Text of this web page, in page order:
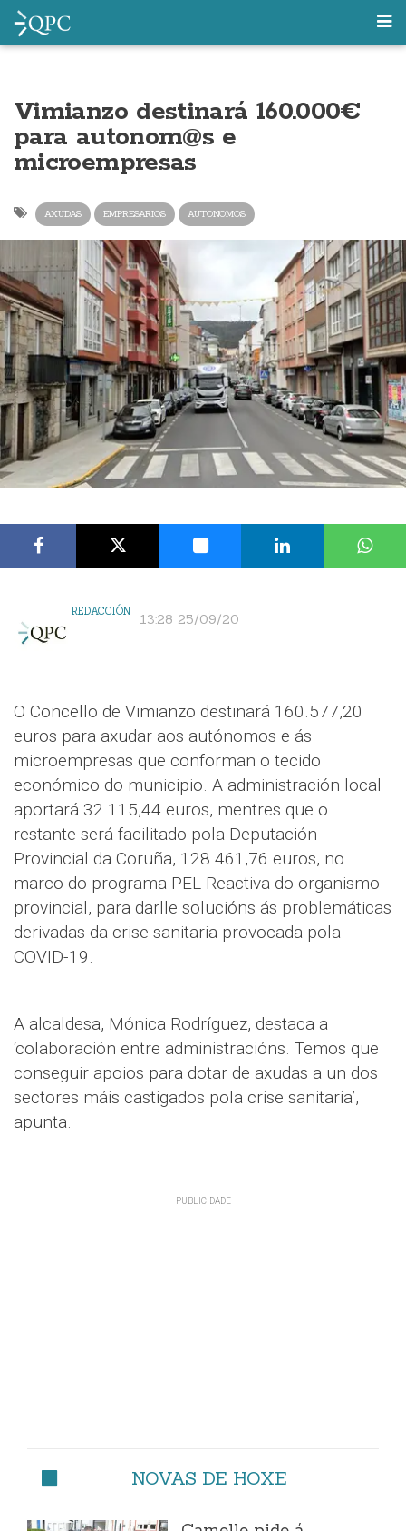
Vimianzo destinará 160.000€
para autonom@s e
microempresas
AXUDAS EMPRESARIOS AUTONOMOS
REDACCIÓN 13:28 25/09/20
O Concello de Vimianzo destinará 160.577,20
euros para axudar aos autónomos e ás
microempresas que conforman o tecido
económico do municipio. A administración local
aportará 32.115,44 euros, mentres que o
restante será facilitado pola Deputación
Provincial da Coruña, 128.461,76 euros, no
marco do programa PEL Reactiva do organismo
provincial, para darlle solucións ás problemáticas
derivadas da crise sanitaria provocada pola
COVID-19.
A alcaldesa, Mónica Rodríguez, destaca a
‘colaboración entre administracións. Temos que
conseguir apoios para dotar de axudas a un dos
sectores máis castigados pola crise sanitaria’,
apunta.
NOVAS DE HOXE